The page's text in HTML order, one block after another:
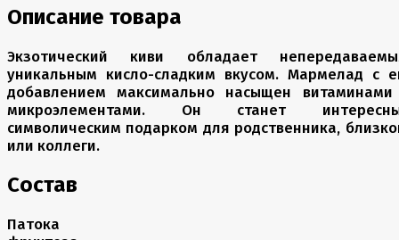
Описание товара
Экзотический киви обладает
уникальным кисло-сладким вкусом. Мармелад с
добавлением максимально насыщен
микроэлементами. Он станет
символическим подарком для родственника,
или коллеги.
Состав
Патока